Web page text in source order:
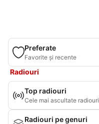
Preferate
Favorite și recente
Radiouri
Top radiouri
Cele mai ascultate radiouri
Radiouri pe genuri